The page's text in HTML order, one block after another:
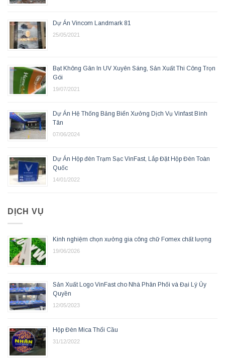
Dự Án Vincom Landmark 81
25/05/2021
Bạt Không Gân In UV Xuyên Sáng, Sản Xuất Thi Công Trọn
Gói
19/07/2021
Dự Án Hệ Thống Bảng Biển Xưởng Dịch Vụ Vinfast Bình
Tân
07/06/2024
Dự Án Hộp đèn Trạm Sạc VinFast, Lắp Đặt Hộp Đèn Toàn
Quốc
14/01/2022
DỊCH VỤ
Kinh nghiệm chọn xưởng gia công chữ Fomex chất lượng
19/06/2026
Sản Xuất Logo VinFast cho Nhà Phân Phối và Đại Lý Ủy
Quyền
12/05/2023
Hộp Đèn Mica Thổi Cầu
31/12/2022